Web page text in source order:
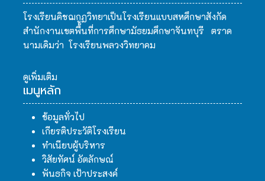
โรงเรียนคิชฌกูฏวิทยาเป็นโรงเรียนแบบสหศึกษาสังกัด
สำนักงานเขตพื้นที่การศึกษามัธยมศึกษาจันทบุรี ตราด
นามเดิมว่า โรงเรียนพลวงวิทยาคม
ดูเพิ่มเติม
เมนูหลัก
ข้อมูลทั่วไป
เกียรติประวัติโรงเรียน
ทำเนียบผู้บริหาร
วิสัยทัศน์ อัตลักษณ์
พันธกิจ เป้าประสงค์